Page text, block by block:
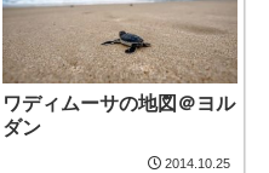
ワディムーサの地図＠ヨル
ダン
2014.10.25